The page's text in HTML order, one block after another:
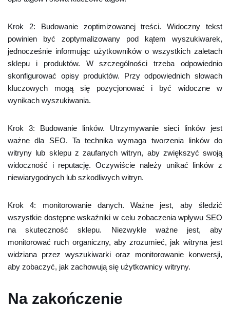
Krok 2: Budowanie zoptimizowanej treści. Widoczny tekst
powinien być zoptymalizowany pod kątem wyszukiwarek,
jednocześnie informując użytkowników o wszystkich zaletach
sklepu i produktów. W szczególności trzeba odpowiednio
skonfigurować opisy produktów. Przy odpowiednich słowach
kluczowych mogą się pozycjonować i być widoczne w
wynikach wyszukiwania.
Krok 3: Budowanie linków. Utrzymywanie sieci linków jest
ważne dla SEO. Ta technika wymaga tworzenia linków do
witryny lub sklepu z zaufanych witryn, aby zwiększyć swoją
widoczność i reputację. Oczywiście należy unikać linków z
niewiarygodnych lub szkodliwych witryn.
Krok 4: monitorowanie danych. Ważne jest, aby śledzić
wszystkie dostępne wskaźniki w celu zobaczenia wpływu SEO
na skuteczność sklepu. Niezwykle ważne jest, aby
monitorować ruch organiczny, aby zrozumieć, jak witryna jest
widziana przez wyszukiwarki oraz monitorowanie konwersji,
aby zobaczyć, jak zachowują się użytkownicy witryny.
Na zakończenie